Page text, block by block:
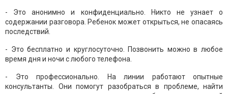
- Это анонимно и конфиденциально. Никто не узнает о
содержании разговора. Ребенок может открыться, не опасаясь
последствий.
- Это бесплатно и круглосуточно. Позвонить можно в любое
время дня и ночи с любого телефона.
- Это профессионально. На линии работают опытные
консультанты. Они помогут разобраться в проблеме, найти